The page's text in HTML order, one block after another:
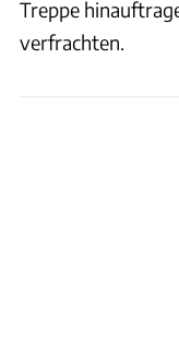
Treppe
verfrachten.